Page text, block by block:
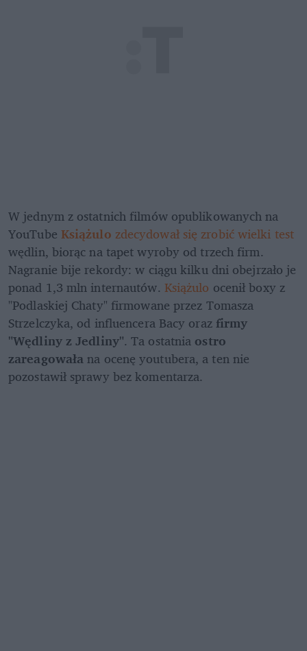
W jednym z ostatnich filmów opublikowanych na
YouTube Książulo zdecydował się zrobić wielki test
wędlin, biorąc na tapet wyroby od trzech firm.
Nagranie bije rekordy: w ciągu kilku dni obejrzało je
ponad 1,3 mln internautów. Książulo ocenił boxy z
"Podlaskiej Chaty" firmowane przez Tomasza
Strzelczyka, od influencera Bacy oraz firmy
"Wędliny z Jedliny". Ta ostatnia ostro
zareagowała na ocenę youtubera, a ten nie
pozostawił sprawy bez komentarza.